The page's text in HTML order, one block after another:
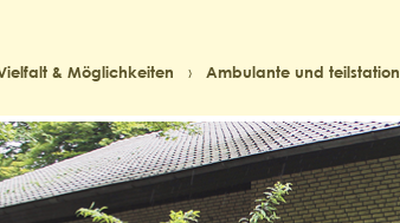
& Möglichkeiten › Ambulante und